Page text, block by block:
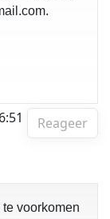
Reageer
voorkomen